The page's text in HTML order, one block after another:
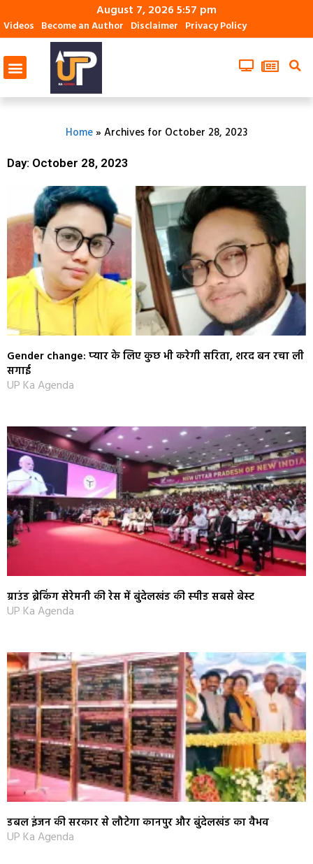
August 7, 2026 5:57 pm
Videos Become an Author Disclaimer Privacy Policy
Home» Archives for October 28, 2023
Day: October 28, 2023
Gender change: प्‍यार के लिए कुछ भी करेगी सरिता, शरद बन रचा ली
सगाई
UP Ka Agenda
ग्राउंड ब्रेकिंग सेरेमनी की रेस में बुंदेलखंड की स्‍पीड सबसे बेस्‍ट
UP Ka Agenda
डबल इंजन की सरकार से लौटेगा कानपुर और बुंदेलखंड का वैभव
UP Ka Agenda